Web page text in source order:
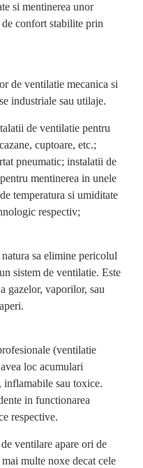
si mentinerea unor
confort stabilite prin
de ventilatie mecanica si
industriale sau utilaje.
de ventilatie pentru
cuptoare, etc.;
pneumatic; instalatii de
mentinerea in unele
temperatura si umiditate
respectiv;
sa elimine pericolul
sistem de ventilatie. Este
gazelor, vaporilor, sau
(ventilatie
loc acumulari
inflamabile sau toxice.
in functionarea
respective.
ventilare apare ori de
multe noxe decat cele